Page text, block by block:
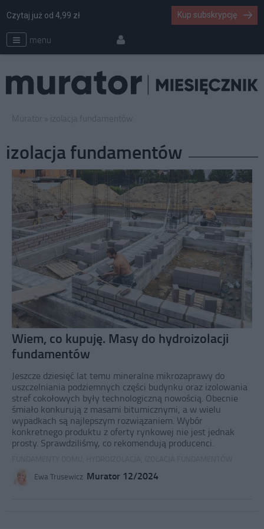
menu
Czytaj już od 4,99 zł Kup subskrypcję
izolacja fundamentów
Wiem, co kupuję. Masy do hydroizolacji
fundamentów
Jeszcze dziesięć lat temu mineralne mikrozaprawy do
uszczelniania podziemnych części budynku oraz izolowania
stref cokołowych były technologiczną nowością. Obecnie
śmiało konkurują z masami bitumicznymi, a w wielu
wypadkach są najlepszym rozwiązaniem. Wybór
konkretnego produktu z oferty rynkowej nie jest jednak
prosty. Sprawdziliśmy, co rekomendują producenci.
Ewa Trusewicz Murator 12/2024